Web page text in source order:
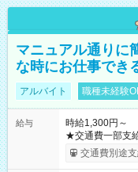
マニュアル通りに
な時にお仕事でき
アルバイト 職種未経験
給与
時給1,300円～
★交通費一部支給 時給1,300円～ ※試験・役割により手当
※勤務回数によ
り！】 希望さ
交通費別途支